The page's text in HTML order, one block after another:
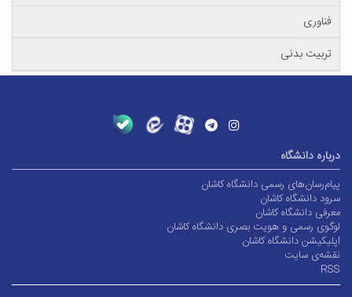
فناوری
تربیت بدنی
درباره دانشگاه
پیام‌رسان‌های رسمی دانشگاه کاشان
سرود دانشگاه کاشان
معرفی دانشگاه کاشان
لوگوی رسمی و هویت بصری دانشگاه کاشان
اپلیکیشن دانشگاه کاشان
نقشه‌ی سایت
RSS